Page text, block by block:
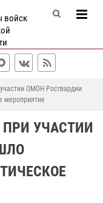
войск
ОМОН Росгвардии
мероприятие
УЧАСТИИ